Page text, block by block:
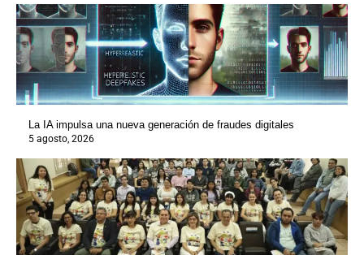
La IA impulsa una nueva generación de fraudes digitales
5 agosto, 2026